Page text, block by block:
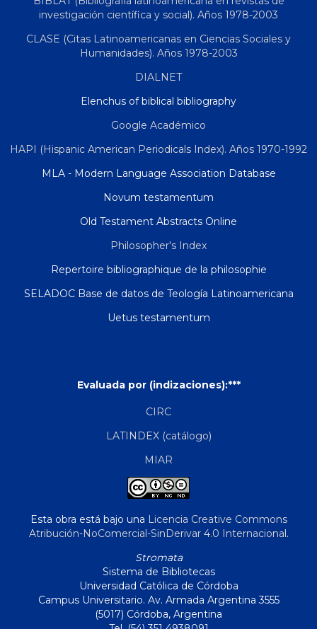
investigación científica y social). Años 1978-2003
CLASE (Citas Latinoamericanas en Ciencias Sociales y
Humanidades). Años 1978-2003
DIALNET
Elenchus of biblical bibliography
Google Académico
HAPI (Hispanic American Periodicals Index). Años 1970-1992
MLA - Modern Language Association Database
Novum testamentum
Old Testament Abstracts Online
Philosopher's Index
Repertoire bibliographique de la philosophie
SELADOC Base de datos de Teología Latinoamericana
Uetus testamentum
Evaluada por (indizaciones):***
CIRC
LATINDEX (catálogo)
MIAR
Esta obra está bajo una Licencia Creative Commons
Atribución-NoComercial-SinDerivar 4.0 Internacional.
Stromata
Sistema de Bibliotecas
Universidad Católica de Córdoba
Campus Universitario. Av. Armada Argentina 3555
(5017) Córdoba, Argentina